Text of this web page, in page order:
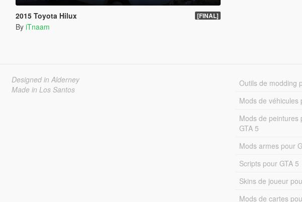
2015 Toyota Hilux [FINAL]
By iTnaam
Designed in Alderney
Made in Los Santos
Outils de modding
Mods de véhicules
Mods de peintures
GTA 5
Mods armes pour
Scripts pour GTA 5
Skins de joueur
Mods de cartes